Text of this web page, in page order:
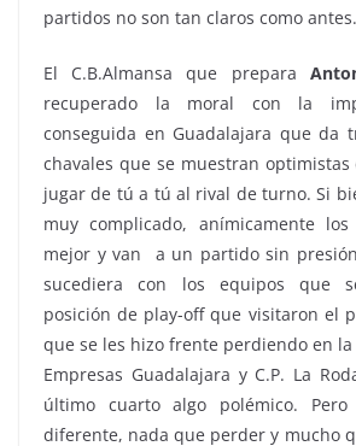
partidos no son tan claros como antes.
El C.B.Almansa que prepara
recuperado la moral con la
conseguida en Guadalajara que da
chavales que se muestran
jugar de tú a tú al rival de turno. Si
muy complicado, anímicamente
mejor y van
a un partido sin
sucediera con los equipos que
posición de play-off que visitaron el
que se les hizo frente perdiendo en
Empresas Guadalajara y C.P. La
último cuarto algo polémico.
diferente, nada que perder y mucho